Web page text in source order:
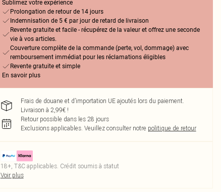
Sublimez votre expérience
Prolongation de retour de 14 jours
Indemnisation de 5 € par jour de retard de livraison
Revente gratuite et facile - récupérez de la valeur et offrez une seconde
vie à vos articles.
Couverture complète de la commande (perte, vol, dommage) avec
remboursement immédiat pour les réclamations éligibles
Revente gratuite et simple
En savoir plus
Frais de douane et d’importation UE ajoutés lors du paiement.
Livraison à 2,99€ !
Retour possible dans les 28 jours
Exclusions applicables. Veuillez consulter notre politique de retour
18+, T&C applicables. Crédit soumis à statut
Voir plus